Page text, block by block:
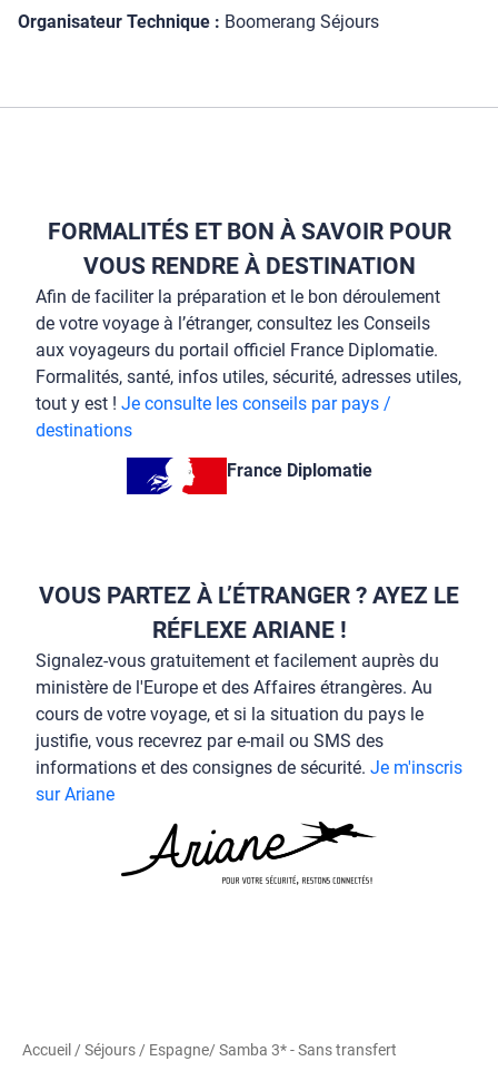
Organisateur Technique : Boomerang Séjours
FORMALITÉS ET BON À SAVOIR POUR
VOUS RENDRE À DESTINATION
Afin de faciliter la préparation et le bon déroulement
de votre voyage à l’étranger, consultez les Conseils
aux voyageurs du portail officiel France Diplomatie.
Formalités, santé, infos utiles, sécurité, adresses utiles,
tout y est ! Je consulte les conseils par pays /
destinations
France Diplomatie
VOUS PARTEZ À L’ÉTRANGER ? AYEZ LE
RÉFLEXE ARIANE !
Signalez-vous gratuitement et facilement auprès du
ministère de l'Europe et des Affaires étrangères. Au
cours de votre voyage, et si la situation du pays le
justifie, vous recevrez par e-mail ou SMS des
informations et des consignes de sécurité. Je m'inscris
sur Ariane
Accueil /Séjours / Espagne/ Samba 3* - Sans transfert